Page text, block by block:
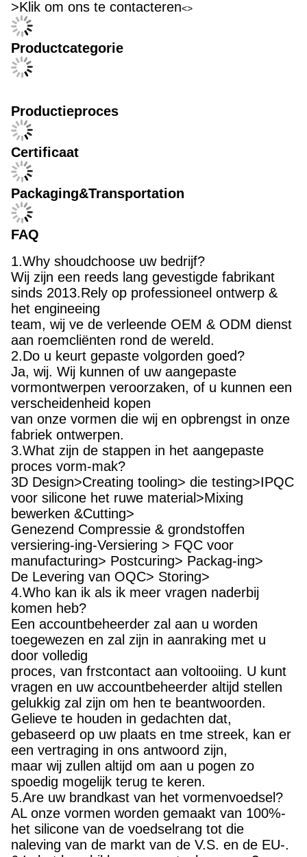
>Klik om ons te contacteren<>
Productcategorie
Productieproces
Packaging&Transportation
FAQ
1.Why shoudchoose uw bedrijf?
Wij zijn een reeds lang gevestigde fabrikant
sinds 2013.Rely op professioneel ontwerp &
het engineeing
team, wij ve de verleende OEM & ODM dienst
aan roemcliënten rond de wereld.
2.Do u keurt gepaste volgorden goed?
Ja, wij. Wij kunnen of uw aangepaste
vormontwerpen veroorzaken, of u kunnen een
verscheidenheid kopen
van onze vormen die wij en opbrengst in onze
fabriek ontwerpen.
3.What zijn de stappen in het aangepaste
proces vorm-mak?
3D Design>Creating tooling> die testing>IPQC
voor silicone het ruwe material>Mixing
bewerken &Cutting>
Genezend Compressie & grondstoffen
versiering-ing-Versiering > FQC voor
manufacturing> Postcuring> Packag-ing>
De Levering van OQC> Storing>
4.Who kan ik als ik meer vragen naderbij
komen heb?
Een accountbeheerder zal aan u worden
toegewezen en zal zijn in aanraking met u
door volledig
proces, van frstcontact aan voltooiing. U kunt
vragen en uw accountbeheerder altijd stellen
gelukkig zal zijn om hen te beantwoorden.
Gelieve te houden in gedachten dat,
gebaseerd op uw plaats en tme streek, kan er
een vertraging in ons antwoord zijn,
maar wij zullen altijd om aan u pogen zo
spoedig mogelijk terug te keren.
5.Are uw brandkast van het vormenvoedsel?
AL onze vormen worden gemaakt van 100%-
het silicone van de voedselrang tot die
naleving van de markt van de V.S. en de EU-.
6.Is het beschikbaar voor steekproeven?
Ja, natuurlijk. de steekproef is vrij, en u kunt
vrachtkosten betalen. dat zou redelijk zijn.